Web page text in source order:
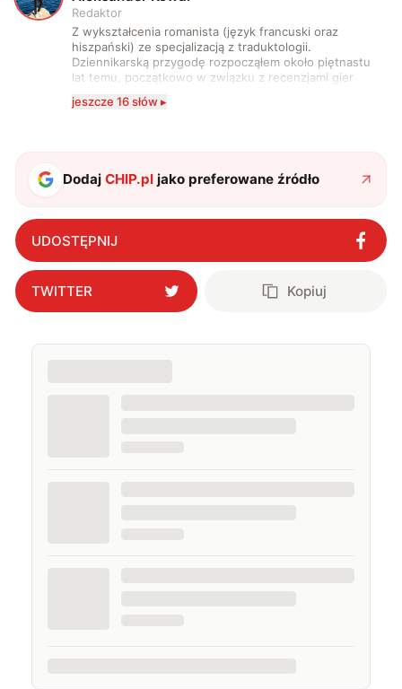
Redaktor
Z wykształcenia romanista (język francuski oraz
hiszpański) ze specjalizacją z traduktologii.
Dziennikarską przygodę rozpocząłem około piętnastu
lat temu, początkowo w związku z recenzjami gier
komputerowych i filmów. Obecnie publikuję
zdecydowanie częściej na tematy związane z nauką
także uprawiać oraz oglądać sport.
jeszcze 16 słów ▸
DodajCHIP.pl jako preferowane źródło
UDOSTĘPNIJ
TWITTER Kopiuj